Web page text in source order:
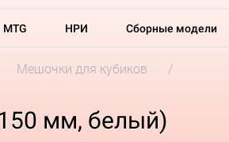
MTG НРИ Сборные модели
Мешочки для кубиков
мм, белый)